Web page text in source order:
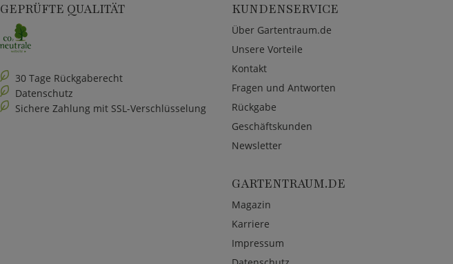
GEPRÜFTE QUALITÄT
30 Tage Rückgaberecht
Datenschutz
Sichere Zahlung mit SSL-Verschlüsselung
KUNDENSERVICE
Über Gartentraum.de
Unsere Vorteile
Kontakt
Fragen und Antworten
Rückgabe
Geschäftskunden
Newsletter
GARTENTRAUM.DE
Magazin
Karriere
Impressum